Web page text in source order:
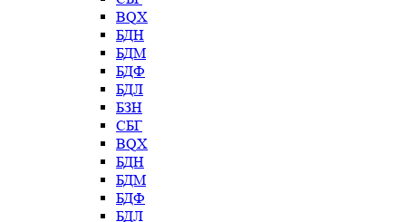
BQX
БДН
БДМ
БДФ
БДЛ
БЗН
СБГ
BQX
БДН
БДМ
БДФ
БДЛ